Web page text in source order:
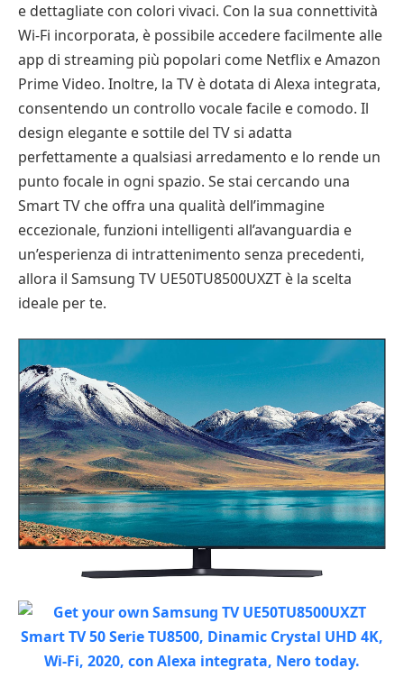
e dettagliate con colori vivaci. Con la sua connettività
Wi-Fi incorporata, è possibile accedere facilmente alle
app di streaming più popolari come Netflix e Amazon
Prime Video. Inoltre, la TV è dotata di Alexa integrata,
consentendo un controllo vocale facile e comodo. Il
design elegante e sottile del TV si adatta
perfettamente a qualsiasi arredamento e lo rende un
punto focale in ogni spazio. Se stai cercando una
Smart TV che offra una qualità dell’immagine
eccezionale, funzioni intelligenti all’avanguardia e
un’esperienza di intrattenimento senza precedenti,
allora il Samsung TV UE50TU8500UXZT è la scelta
ideale per te.